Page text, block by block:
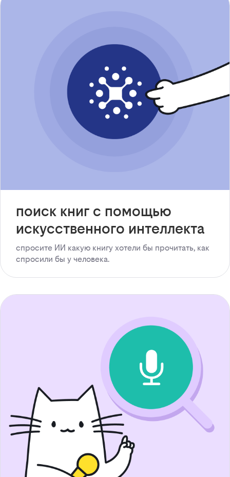
поиск книг с помощью
искусственного интеллекта
спросите ИИ какую книгу хотели бы прочитать, как
спросили бы у человека.